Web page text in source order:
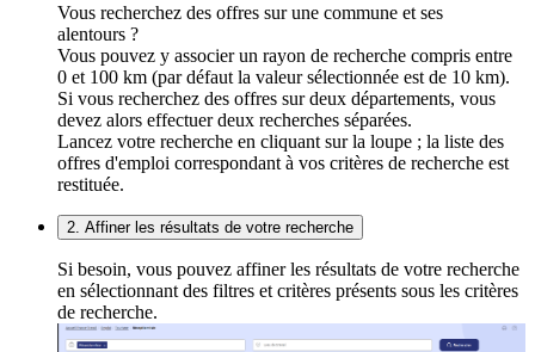
Vous recherchez des offres sur une commune et ses
alentours ?
Vous pouvez y associer un rayon de recherche compris entre
0 et 100 km (par défaut la valeur sélectionnée est de 10 km).
Si vous recherchez des offres sur deux départements, vous
devez alors effectuer deux recherches séparées.
Lancez votre recherche en cliquant sur la loupe ; la liste des
offres d'emploi correspondant à vos critères de recherche est
restituée.
2. Affiner les résultats de votre recherche
Si besoin, vous pouvez affiner les résultats de votre recherche
en sélectionnant des filtres et critères présents sous les critères
de recherche.